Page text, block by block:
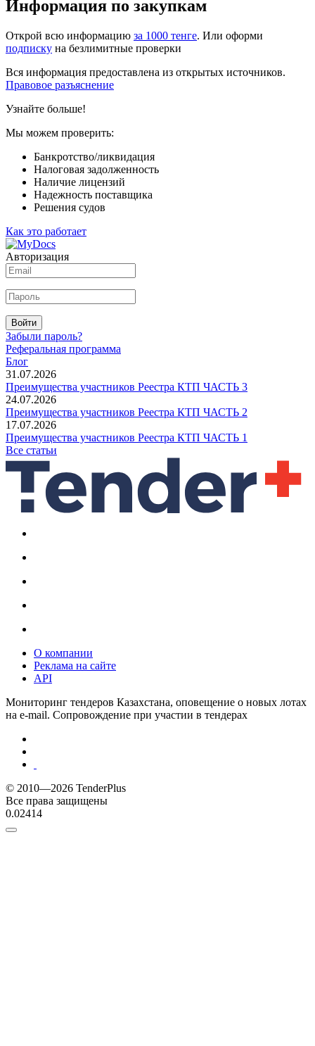
Информация по закупкам
Открой всю информацию за 1000 тенге. Или оформи
подписку на безлимитные проверки
Вся информация предоставлена из открытых источников.
Правовое разъяснение
Узнайте больше!
Мы можем проверить:
Банкротство/ликвидация
Налоговая задолженность
Наличие лицензий
Надежность поставщика
Решения судов
Как это работает
Авторизация
Войти
Забыли пароль?
Реферальная программа
Блог
31.07.2026
Преимущества участников Реестра КТП ЧАСТЬ 3
24.07.2026
Преимущества участников Реестра КТП ЧАСТЬ 2
17.07.2026
Преимущества участников Реестра КТП ЧАСТЬ 1
Все статьи
О компании
Реклама на сайте
API
Мониторинг тендеров Казахстана, оповещение о новых лотах
на e-mail. Сопровождение при участии в тендерах
© 2010—2026 TenderPlus
Все права защищены
0.02414